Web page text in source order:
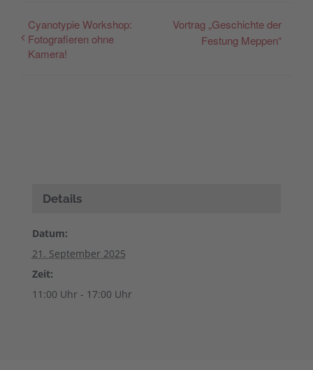
Cyanotypie Workshop:
Fotografieren ohne
Kamera!
Vortrag „Geschichte der
Festung Meppen“
Details
Datum:
21. September 2025
Zeit:
11:00 Uhr - 17:00 Uhr